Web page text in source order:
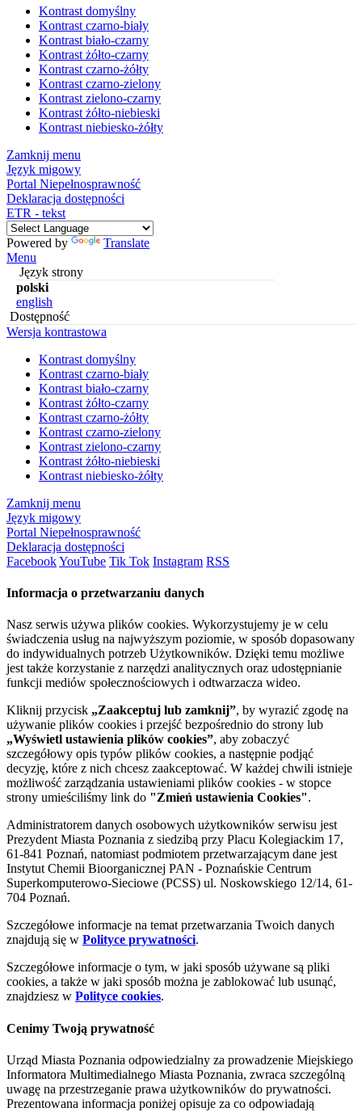
Kontrast domyślny
Kontrast czarno-biały
Kontrast biało-czarny
Kontrast żółto-czarny
Kontrast czarno-żółty
Kontrast czarno-zielony
Kontrast zielono-czarny
Kontrast żółto-niebieski
Kontrast niebiesko-żółty
Zamknij menu
Język migowy
Portal Niepełnosprawność
Deklaracja dostępności
ETR - tekst
Powered by
Translate
Menu
Język strony
polski
english
Dostępność
Wersja kontrastowa
Kontrast domyślny
Kontrast czarno-biały
Kontrast biało-czarny
Kontrast żółto-czarny
Kontrast czarno-żółty
Kontrast czarno-zielony
Kontrast zielono-czarny
Kontrast żółto-niebieski
Kontrast niebiesko-żółty
Zamknij menu
Język migowy
Portal Niepełnosprawność
Deklaracja dostępności
FacebookYouTube Tik Tok Instagram RSS
Informacja o przetwarzaniu danych
Nasz serwis używa plików cookies. Wykorzystujemy je w celu
świadczenia usług na najwyższym poziomie, w sposób dopasowany
do indywidualnych potrzeb Użytkowników. Dzięki temu możliwe
jest także korzystanie z narzędzi analitycznych oraz udostępnianie
funkcji mediów społecznościowych i odtwarzacza wideo.
Kliknij przycisk „Zaakceptuj lub zamknij”, by wyrazić zgodę na
używanie plików cookies i przejść bezpośrednio do strony lub
„Wyświetl ustawienia plików cookies”, aby zobaczyć
szczegółowy opis typów plików cookies, a następnie podjąć
decyzję, które z nich chcesz zaakceptować. W każdej chwili istnieje
możliwość zarządzania ustawieniami plików cookies - w stopce
strony umieściliśmy link do "Zmień ustawienia Cookies".
Administratorem danych osobowych użytkowników serwisu jest
Prezydent Miasta Poznania z siedzibą przy Placu Kolegiackim 17,
61-841 Poznań, natomiast podmiotem przetwarzającym dane jest
Instytut Chemii Bioorganicznej PAN - Poznańskie Centrum
Superkomputerowo-Sieciowe (PCSS) ul. Noskowskiego 12/14, 61-
704 Poznań.
Szczegółowe informacje na temat przetwarzania Twoich danych
znajdują się w Polityce prywatności.
Szczegółowe informacje o tym, w jaki sposób używane są pliki
cookies, a także w jaki sposób można je zablokować lub usunąć,
znajdziesz w Polityce cookies.
Cenimy Twoją prywatność
Urząd Miasta Poznania odpowiedzialny za prowadzenie Miejskiego
Informatora Multimedialnego Miasta Poznania, zwraca szczególną
uwagę na przestrzeganie prawa użytkowników do prywatności.
Prezentowana informacja poniżej opisuje za co odpowiadają